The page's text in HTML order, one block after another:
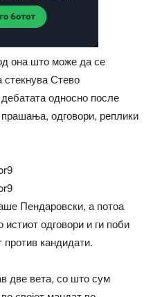
она што може да се
стекнува Стево
односно после
одговори, реплики
Пендаровски, а потоа
одговори и ги поби
кандидати.
две вета, со што сум